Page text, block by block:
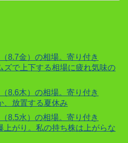
8.7金）の相場。寄り付き
ズで上下する相場に疲れ気味の
8.6木）の相場。寄り付き
、放置する夏休み
8.5水）の相場。寄り付き
上がり。私の持ち株は上がらな